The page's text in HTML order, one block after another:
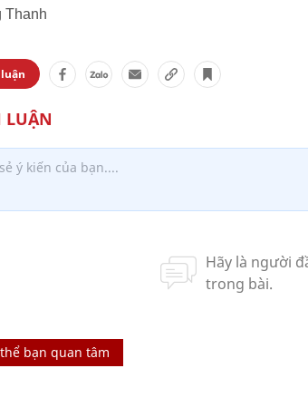
Thanh
bạn quan tâm